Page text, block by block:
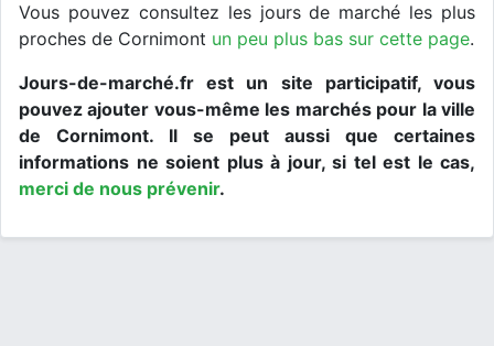
Vous pouvez consultez les jours de marché les plus
proches de Cornimont un peu plus bas sur cette page.
Jours-de-marché.fr est un site participatif, vous
pouvez ajouter vous-même les marchés pour la ville
de Cornimont. Il se peut aussi que certaines
informations ne soient plus à jour, si tel est le cas,
merci de nous prévenir.